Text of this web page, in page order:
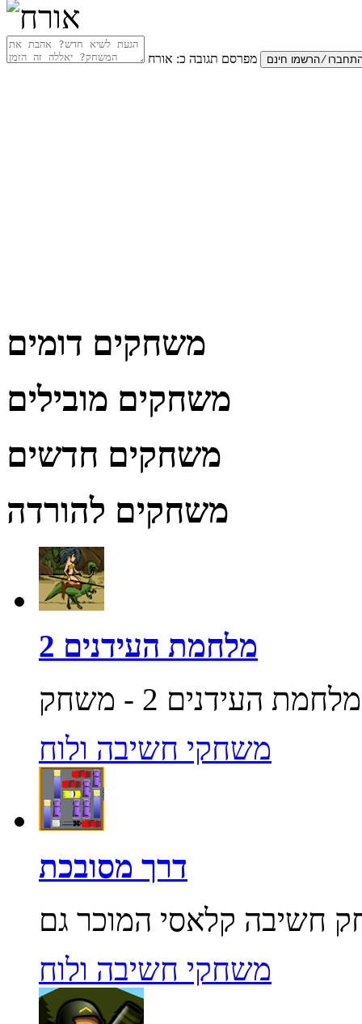
מפרסם תגובה כ: אורח
משחקים דומים
משחקים מובילים
משחקים חדשים
משחקים להורדה
מלחמת העידנים 2
משחקי חשיבה ולוח
דרך מסובכת
משחקי חשיבה ולוח